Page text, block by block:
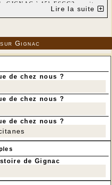
GIGNAC à 15h ESCG3 reçoit
Lire la suite
Gignac
de chez nous ?
de chez nous ?
de chez nous ?
de Gignac